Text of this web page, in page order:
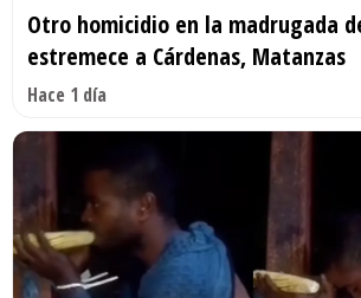
Otro homicidio en la madrugada
estremece a Cárdenas, Matanzas
Hace 1 día